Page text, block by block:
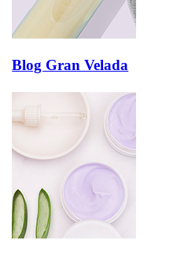
Blog Gran Velada